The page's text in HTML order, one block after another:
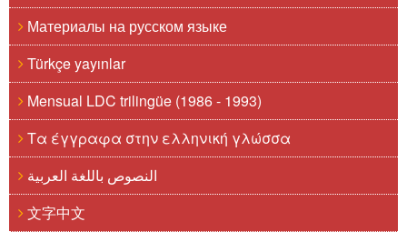
Материалы на русском языке
Türkçe yayınlar
Mensual LDC trilingüe (1986 - 1993)
Τα έγγραφα στην ελληνική γλώσσα
النصوص باللغة العربية
文字中文